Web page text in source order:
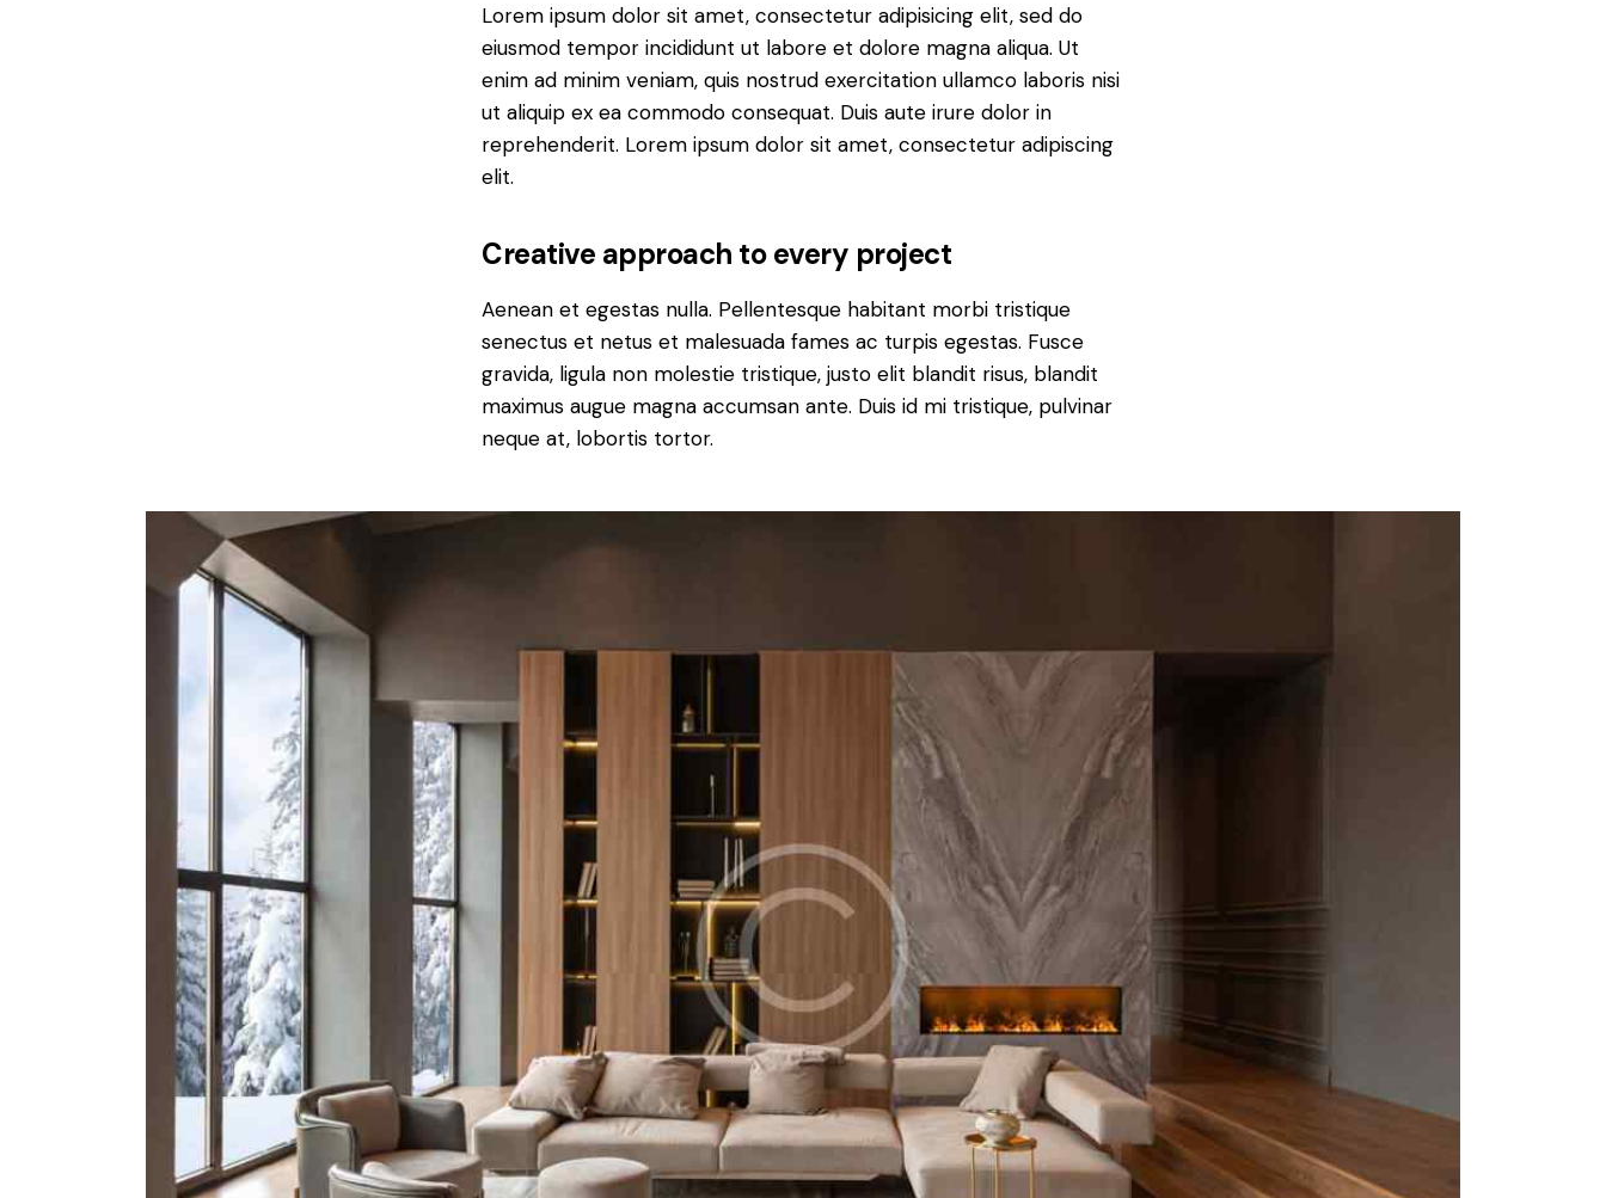
Lorem ipsum dolor sit amet, consectetur adipisicing elit, sed do
eiusmod tempor incididunt ut labore et dolore magna aliqua. Ut
enim ad minim veniam, quis nostrud exercitation ullamco laboris nisi
ut aliquip ex ea commodo consequat. Duis aute irure dolor in
reprehenderit. Lorem ipsum dolor sit amet, consectetur adipiscing
elit.
Creative approach to every project
Aenean et egestas nulla. Pellentesque habitant morbi tristique
senectus et netus et malesuada fames ac turpis egestas. Fusce
gravida, ligula non molestie tristique, justo elit blandit risus, blandit
maximus augue magna accumsan ante. Duis id mi tristique, pulvinar
neque at, lobortis tortor.